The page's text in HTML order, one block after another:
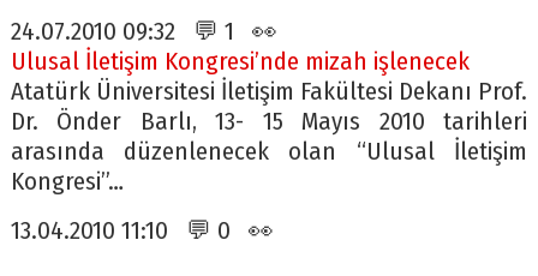
24.07.2010 09:32 💬 1 👀
Ulusal İletişim Kongresi’nde mizah işlenecek
Atatürk Üniversitesi İletişim Fakültesi Dekanı Prof.
Dr. Önder Barlı, 13- 15 Mayıs 2010 tarihleri
arasında düzenlenecek olan “Ulusal İletişim
Kongresi”…
13.04.2010 11:10 💬 0 👀